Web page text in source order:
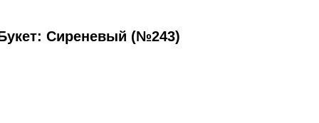
Сиреневый (№243)